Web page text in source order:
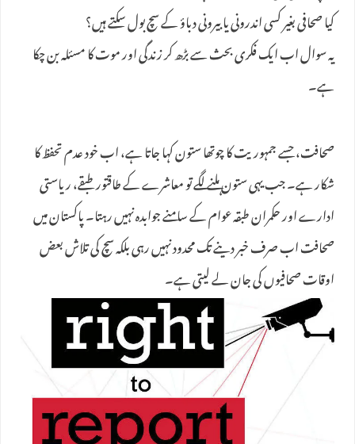
کیا صحافی بغیر کسی اندرونی یا بیرونی دباؤ کے سچ بول سکتے ہیں؟
یہ سوال اب ایک فکری بحث سے بڑھ کر زندگی اور موت کا مسئلہ بن چکا
ہے۔
صحافت، جسے جمہوریت کا چوتھا ستون کہا جاتا ہے، اب خود عدم تحفظ کا
شکار ہے۔ جب یہی ستون ہلنے لگے تو معاشرے کے طاقتور طبقے، ریاستی
ادارے اور حکمران طبقہ عوام کے سامنے جوابدہ نہیں رہتا۔ پاکستان میں
صحافت اب صرف خبر دینے تک محدود نہیں رہی بلکہ سچ کی تلاش بعض
اوقات صحافیوں کی جان لے لیتی ہے۔